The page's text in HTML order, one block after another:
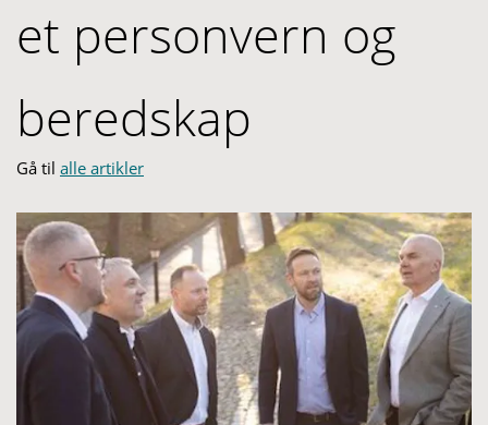
et personvern og
beredskap
Gå til alle artikler